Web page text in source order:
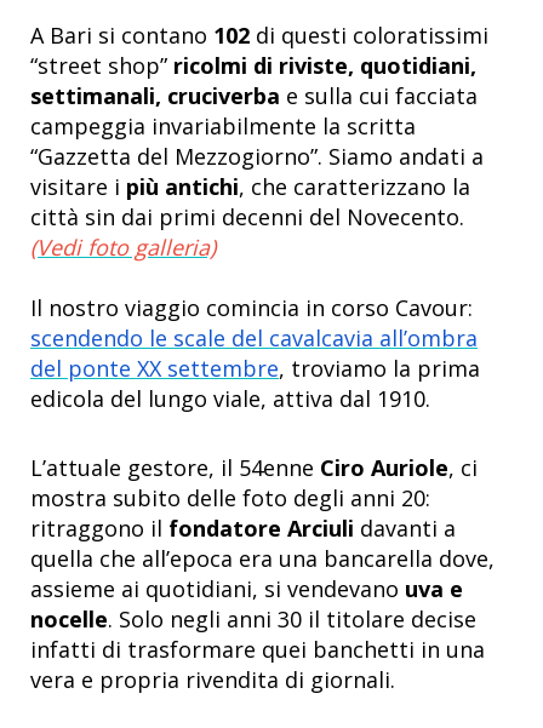
A Bari si contano 102 di questi coloratissimi
“street shop” ricolmi di riviste, quotidiani,
settimanali, cruciverba e sulla cui facciata
campeggia invariabilmente la scritta
“Gazzetta del Mezzogiorno”. Siamo andati a
visitare i più antichi, che caratterizzano la
città sin dai primi decenni del Novecento.
(Vedi foto galleria)
Il nostro viaggio comincia in corso Cavour:
scendendo le scale del cavalcavia all’ombra
del ponte XX settembre, troviamo la prima
edicola del lungo viale, attiva dal 1910.
L’attuale gestore, il 54enne Ciro Auriole, ci
mostra subito delle foto degli anni 20:
ritraggono il fondatore Arciuli davanti a
quella che all’epoca era una bancarella dove,
assieme ai quotidiani, si vendevano uva e
nocelle. Solo negli anni 30 il titolare decise
infatti di trasformare quei banchetti in una
vera e propria rivendita di giornali.